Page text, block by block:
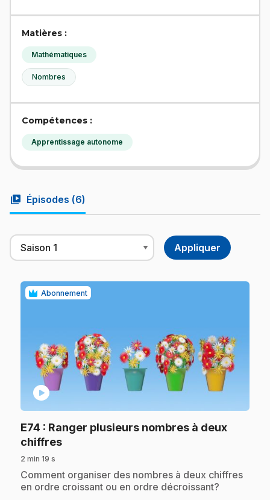
Matières :
Mathématiques
Nombres
Compétences :
Apprentissage autonome
video_library Épisodes (6)
Abonnement
play_circle
E74 : Ranger plusieurs nombres à deux
chiffres.
2 min 19 s
.Comment organiser des nombres à deux chiffres
en ordre croissant ou en ordre décroissant?